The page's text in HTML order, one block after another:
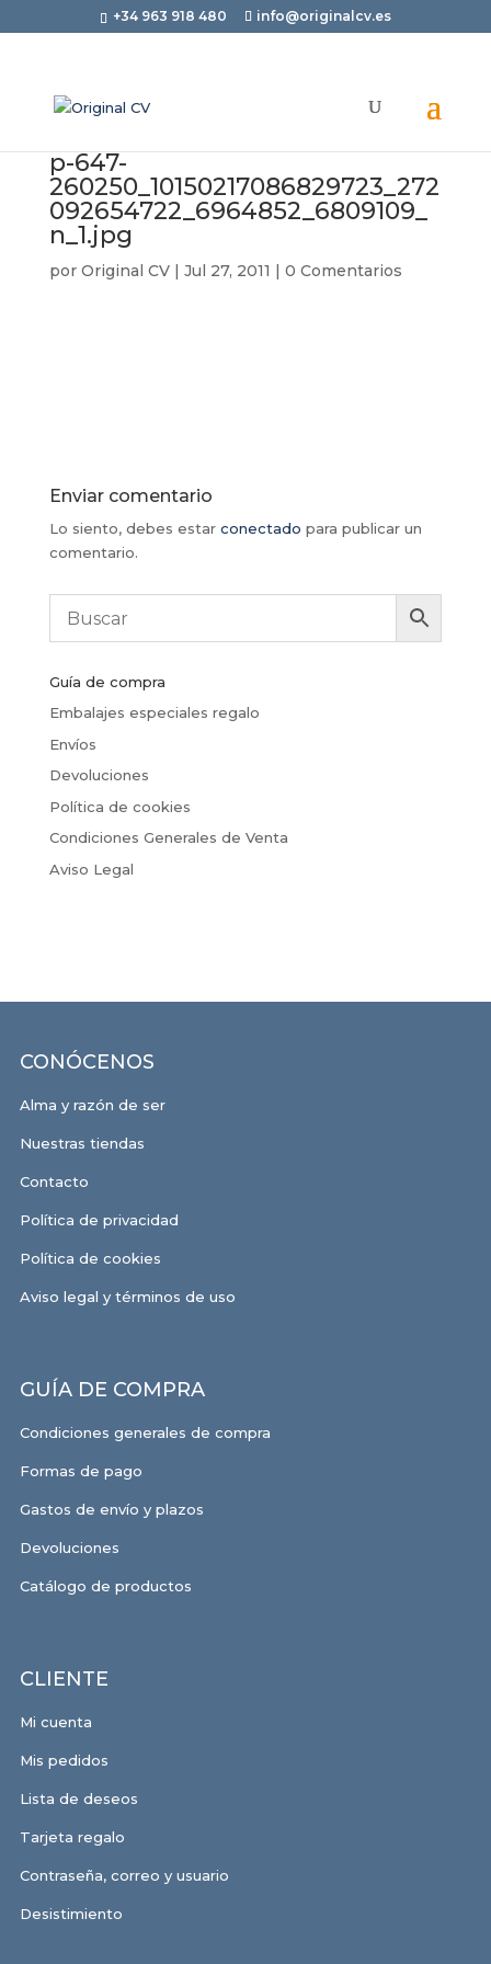
+34 963 918 480 info@originalcv.es
p-647-
260250_10150217086829723_272
092654722_6964852_6809109_
n_1.jpg
por Original CV| Jul 27, 2011 | 0 Comentarios
Enviar comentario
Lo siento, debes estar conectado para publicar un
comentario.
Guía de compra
Embalajes especiales regalo
Envíos
Devoluciones
Política de cookies
Condiciones Generales de Venta
Aviso Legal
CONÓCENOS
Alma y razón de ser
Nuestras tiendas
Contacto
Política de privacidad
Política de cookies
Aviso legal y términos de uso
GUÍA DE COMPRA
Condiciones generales de compra
Formas de pago
Gastos de envío y plazos
Devoluciones
Catálogo de productos
CLIENTE
Mi cuenta
Mis pedidos
Lista de deseos
Tarjeta regalo
Contraseña, correo y usuario
Desistimiento